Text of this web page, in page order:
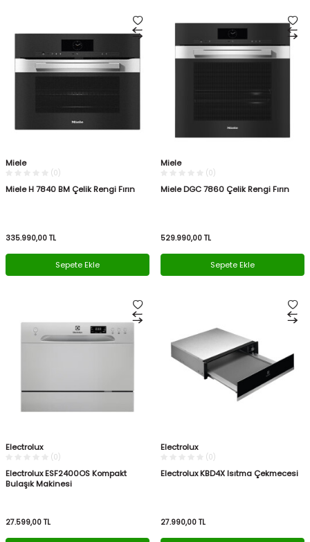
Miele
(0)
Miele H 7840 BM Çelik Rengi Fırın
335.990,00 TL
Sepete Ekle
Miele
(0)
Miele DGC 7860 Çelik Rengi Fırın
529.990,00 TL
Sepete Ekle
Electrolux
(0)
Electrolux ESF2400OS Kompakt
Bulaşık Makinesi
27.599,00 TL
Electrolux
(0)
Electrolux KBD4X Isıtma Çekmecesi
27.990,00 TL